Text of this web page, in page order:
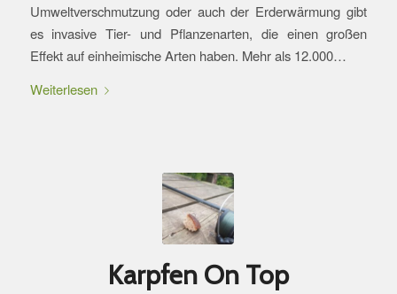
Umweltverschmutzung oder auch der Erderwärmung gibt
es invasive Tier- und Pflanzenarten, die einen großen
Effekt auf einheimische Arten haben. Mehr als 12.000…
Weiterlesen
Karpfen On Top